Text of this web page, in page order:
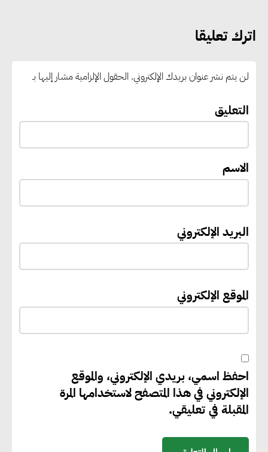
اترك تعليقا
لن يتم نشر عنوان بريدك الإلكتروني. الحقول الإلزامية مشار إليها بـ
التعليق
الاسم
البريد الإلكتروني
الموقع الإلكتروني
احفظ اسمي، بريدي الإلكتروني، والموقع
الإلكتروني في هذا المتصفح لاستخدامها المرة
المقبلة في تعليقي.
الانتظار حتى نهاية المرحلة
رئيس الوزراء يستقبل المدير العام
لمنظمة اليونسكو
يعمل على تطوير موقعه الإلكتروني
حوكمة ملف الإعاقة في مصر
مليون جنيه إسترليني لدعم توسع
المتجددة
جوجل تعلن إضافة 12 جيجاوات
من الطاقة النظيفة وتجنب انبعاث
أكسيد الكربون